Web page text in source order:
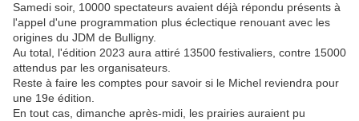
Samedi soir, 10000 spectateurs avaient déjà répondu présents à
l'appel d'une programmation plus éclectique renouant avec les
origines du JDM de Bulligny.
Au total, l'édition 2023 aura attiré 13500 festivaliers, contre 15000
attendus par les organisateurs.
Reste à faire les comptes pour savoir si le Michel reviendra pour
une 19e édition.
En tout cas, dimanche après-midi, les prairies auraient pu